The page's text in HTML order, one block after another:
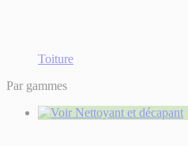
Toiture
Par gammes